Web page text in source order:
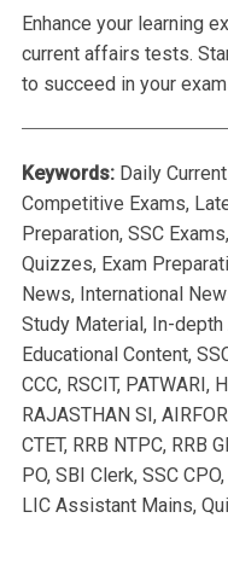
Enhance your learning
current affairs tests.
to succeed in your
Keywords: Daily
Competitive Exams,
Preparation, SSC
Quizzes, Exam
News, International
Study Material, In-
Educational Content,
CCC, RSCIT, PATWARI,
RAJASTHAN SI,
CTET, RRB NTPC, RRB
PO, SBI Clerk, SSC
LIC Assistant Mains,